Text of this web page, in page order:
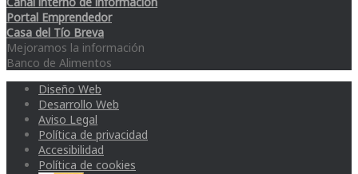
Portal Emprendedor
Casa del Tío Breva
Mejoramos la información
Banco de Alimentos
Diseño Web
Desarrollo Web
Aviso Legal
Política de privacidad
Accesibilidad
Política de cookies